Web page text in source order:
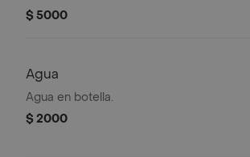
$ 5000
Agua
Agua en botella.
$ 2000